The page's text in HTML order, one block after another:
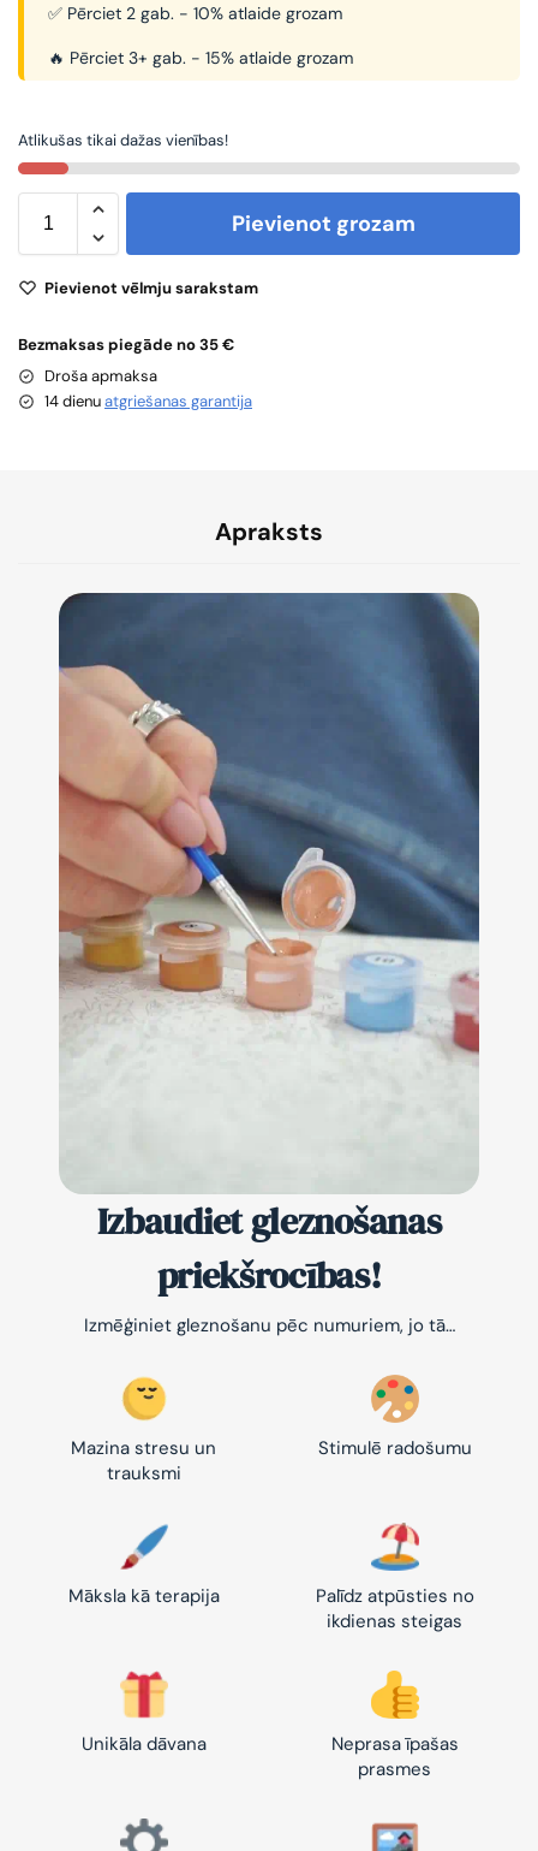
✅ Pērciet 2 gab. - 10% atlaide grozam
🔥 Pērciet 3+ gab. - 15% atlaide grozam
Atlikušas tikai dažas vienības!
Pievienot grozam
Pievienot vēlmju sarakstam
Bezmaksas piegāde no 35 €
Droša apmaksa
14 dienuatgriešanas garantija
Apraksts
Izbaudiet gleznošanas
priekšrocības!
Izmēģiniet gleznošanu pēc numuriem, jo tā…
Mazina stresu un
trauksmi
Stimulē radošumu
Māksla kā terapija
Palīdz atpūsties no
ikdienas steigas
Unikāla dāvana
Neprasa īpašas
prasmes